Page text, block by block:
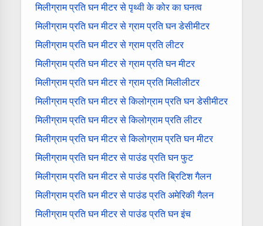
मिलीग्राम प्रति घन मीटर से पृथ्वी के कोर का घनत्व
मिलीग्राम प्रति घन मीटर से ग्राम प्रति घन डेसीमीटर
मिलीग्राम प्रति घन मीटर से ग्राम प्रति लीटर
मिलीग्राम प्रति घन मीटर से ग्राम प्रति घन मीटर
मिलीग्राम प्रति घन मीटर से ग्राम प्रति मिलीलीटर
मिलीग्राम प्रति घन मीटर से किलोग्राम प्रति घन डेसीमीटर
मिलीग्राम प्रति घन मीटर से किलोग्राम प्रति लीटर
मिलीग्राम प्रति घन मीटर से किलोग्राम प्रति घन मीटर
मिलीग्राम प्रति घन मीटर से पाउंड प्रति घन फुट
मिलीग्राम प्रति घन मीटर से पाउंड प्रति ब्रिटिश गैलन
मिलीग्राम प्रति घन मीटर से पाउंड प्रति अमेरिकी गैलन
मिलीग्राम प्रति घन मीटर से पाउंड प्रति घन इंच